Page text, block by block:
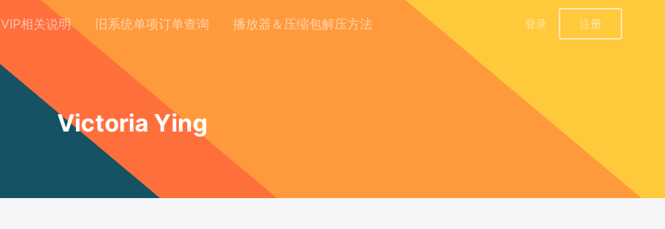
VIP相关说明 旧系统单项订单查询 播放器＆压缩包解压方法 登录 注册
Victoria Ying